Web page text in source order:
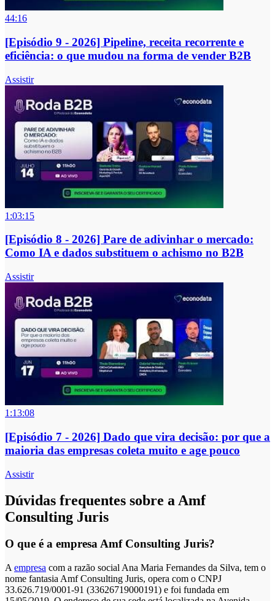
44:16
[Episódio 9 - 2026] Pipeline, receita recorrente e
eficiência: o que mudou na forma de vender B2B
Assistir
1:03:15
[Episódio 8 - 2026] Pare de adivinhar o mercado:
Como IA e dados substituem o achismo no B2B
Assistir
1:13:08
[Episódio 7 - 2026] Dado que vira decisão: por que a
maioria das empresas coleta muito e age pouco
Assistir
Dúvidas frequentes sobre a Amf
Consulting Juris
O que é a empresa Amf Consulting Juris?
A empresa com a razão social Ana Maria Fernandes da Silva, tem o
nome fantasia Amf Consulting Juris, opera com o CNPJ
33.626.719/0001-91 (33626719000191) e foi fundada em